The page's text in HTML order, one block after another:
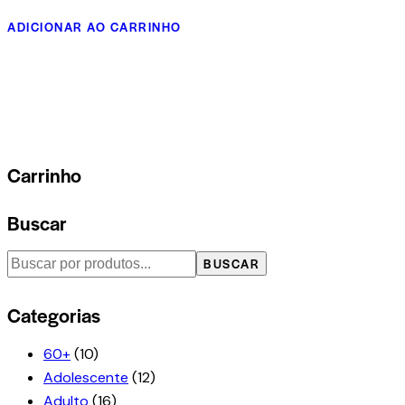
ADICIONAR AO CARRINHO
Carrinho
Buscar
BUSCAR
Categorias
60+(10)
Adolescente (12)
Adulto (16)